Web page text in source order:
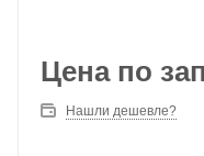
Цена по
Нашли дешевле?